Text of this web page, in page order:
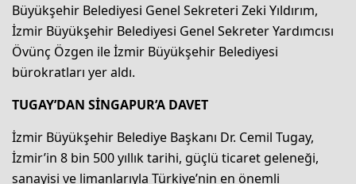
Büyükşehir Belediyesi Genel Sekreteri Zeki Yıldırım,
İzmir Büyükşehir Belediyesi Genel Sekreter Yardımcısı
Övünç Özgen ile İzmir Büyükşehir Belediyesi
bürokratları yer aldı.
TUGAY’DAN SİNGAPUR’A DAVET
İzmir Büyükşehir Belediye Başkanı Dr. Cemil Tugay,
İzmir’in 8 bin 500 yıllık tarihi, güçlü ticaret geleneği,
sanayisi ve limanlarıyla Türkiye’nin en önemli